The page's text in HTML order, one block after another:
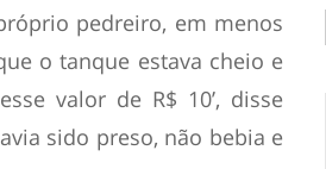
pedreiro, em menos
o tanque estava cheio e
valor de R$ 10’, disse
sido preso, não bebia e